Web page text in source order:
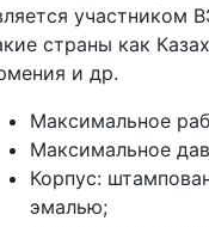
участником
страны как
и др.
Максимальное
Максимальное
Корпус:
эмалью;